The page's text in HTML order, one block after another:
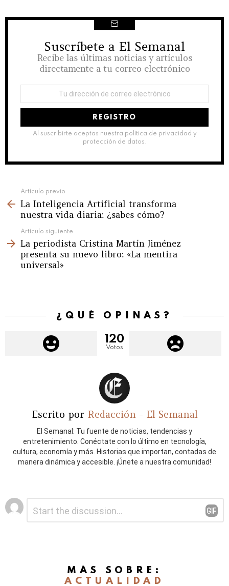
NEWSLETTER
Suscríbete a El Semanal
Recibe las últimas noticias y artículos
directamente a tu correo electrónico
correo
Al suscribirte aceptas nuestra política de privacidad y
protección de datos.
more
Artículo previo
La Inteligencia Artificial transforma
nuestra vida diaria: ¿sabes cómo?
Artículo siguiente
La periodista Cristina Martín Jiménez
presenta su nuevo libro: «La mentira
universal»
¿QUÉ OPINAS?
120
Votos
Escrito por Redacción - El Semanal
El Semanal: Tu fuente de noticias, tendencias y
entretenimiento. Conéctate con lo último en tecnología,
cultura, economía y más. Historias que importan, contadas de
manera dinámica y accesible. ¡Únete a nuestra comunidad!
Deja
una
MÁS SOBRE:
ACTUALIDAD